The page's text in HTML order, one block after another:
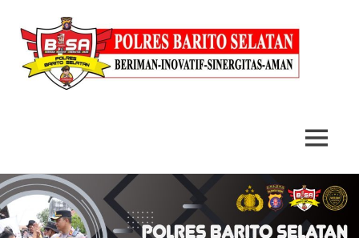
Skip
to
content
MENU